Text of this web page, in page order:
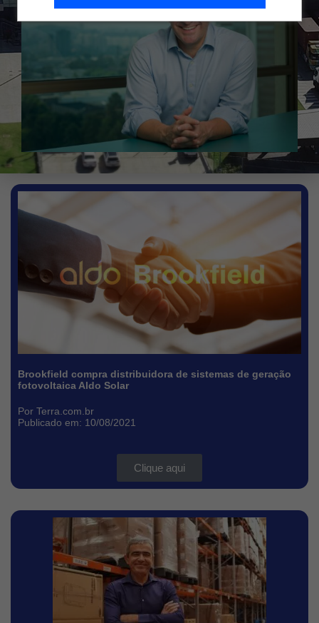
Brookfield compra distribuidora de sistemas de geração
fotovoltaica Aldo Solar
Por Terra.com.br
Publicado em: 10/08/2021
Clique aqui